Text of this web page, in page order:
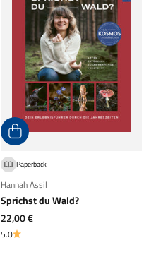
Paperback
Hannah Assil
Sprichst du Wald?
Angebot
22,00 €
5.0